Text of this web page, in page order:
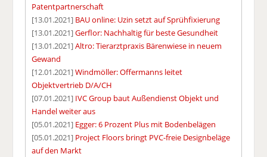
Patentpartnerschaft
[13.01.2021] BAU online: Uzin setzt auf Sprühfixierung
[13.01.2021]Gerflor: Nachhaltig für beste Gesundheit
[13.01.2021]Altro: Tierarztpraxis Bärenwiese in neuem
Gewand
[12.01.2021]Windmöller: Offermanns leitet
Objektvertrieb D/A/CH
[07.01.2021] IVC Group baut Außendienst Objekt und
Handel weiter aus
[05.01.2021] Egger: 6 Prozent Plus mit Bodenbelägen
[05.01.2021] Project Floors bringt PVC-freie Designbeläge
auf den Markt